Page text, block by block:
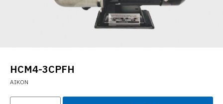
HCM4-3CPFH
AIKON